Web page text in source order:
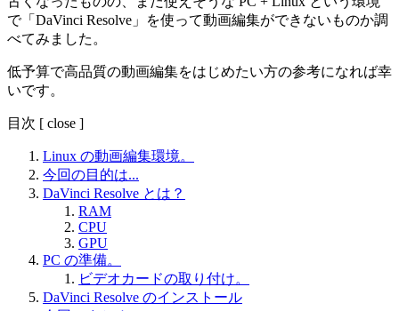
で「DaVinci Resolve」を使って動画編集ができないものか調
べてみました。
低予算で高品質の動画編集をはじめたい方の参考になれば幸
いです。
目次 [ close ]
Linux の動画編集環境。
今回の目的は...
DaVinci Resolve とは？
RAM
CPU
GPU
PC の準備。
ビデオカードの取り付け。
DaVinci Resolve のインストール